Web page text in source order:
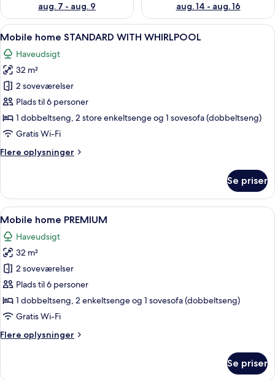
aug. 7 - aug. 9
aug. 14 - aug. 16
Indlæs
alle
billeder
af
Mobile
home
STANDARD
WITH
Et moderne køkken med hvide
8
Mobile home STANDARD WITH WHIRLPOOL
Haveudsigt
32 m²
2 soveværelser
Plads til 6 personer
1 dobbeltseng, 2 store enkeltsenge og 1 sovesofa (dobbeltseng)
Gratis Wi-Fi
Flere oplysninger
Flere
home
STANDARD
WITH
WHIRLPOOL
Se priser
Indlæs
alle
billeder
af
Mobile
home
PREMIUM
Et moderne køkken med hvide
9
Mobile home PREMIUM
Haveudsigt
32 m²
2 soveværelser
Plads til 6 personer
1 dobbeltseng, 2 enkeltsenge og 1 sovesofa (dobbeltseng)
Gratis Wi-Fi
Flere oplysninger
Flere
Se priser